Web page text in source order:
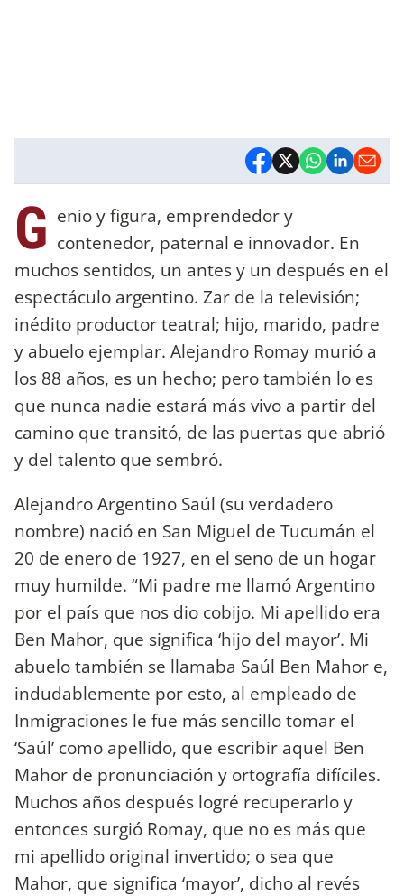
G enio y figura, emprendedor y
contenedor, paternal e innovador. En
muchos sentidos, un antes y un después en el
espectáculo argentino. Zar de la televisión;
inédito productor teatral; hijo, marido, padre
y abuelo ejemplar. Alejandro Romay murió a
los 88 años, es un hecho; pero también lo es
que nunca nadie estará más vivo a partir del
camino que transitó, de las puertas que abrió
y del talento que sembró.
Alejandro Argentino Saúl (su verdadero
nombre) nació en San Miguel de Tucumán el
20 de enero de 1927, en el seno de un hogar
muy humilde. “Mi padre me llamó Argentino
por el país que nos dio cobijo. Mi apellido era
Ben Mahor, que significa ‘hijo del mayor’. Mi
abuelo también se llamaba Saúl Ben Mahor e,
indudablemente por esto, al empleado de
Inmigraciones le fue más sencillo tomar el
‘Saúl’ como apellido, que escribir aquel Ben
Mahor de pronunciación y ortografía difíciles.
Muchos años después logré recuperarlo y
entonces surgió Romay, que no es más que
mi apellido original invertido; o sea que
Mahor, que significa ‘mayor’, dicho al revés